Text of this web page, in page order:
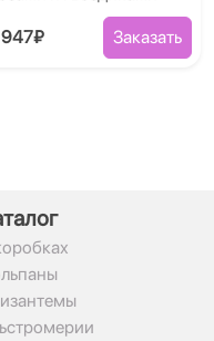
Заказать